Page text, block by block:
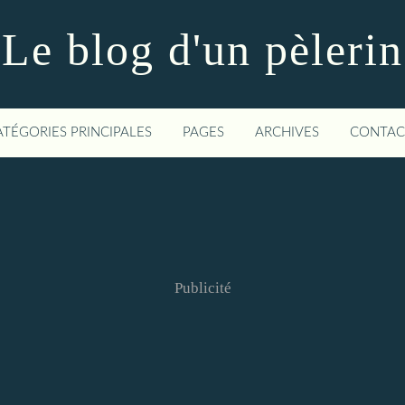
Le blog d'un pèlerin
PRINCIPALES PAGES ARCHIVES
Publicité